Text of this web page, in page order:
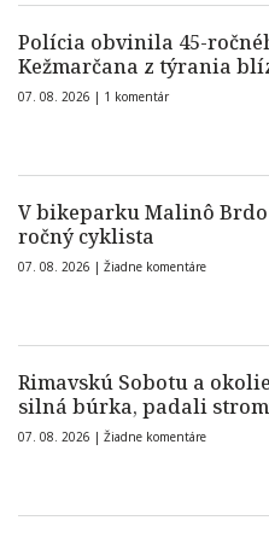
Polícia obvinila 45-
Kežmarčana z týrania
07. 08. 2026 | 1 komentár
V bikeparku Malinô
ročný cyklista
07. 08. 2026 | Žiadne komentáre
Rimavskú Sobotu a
silná búrka, padali
07. 08. 2026 | Žiadne komentáre